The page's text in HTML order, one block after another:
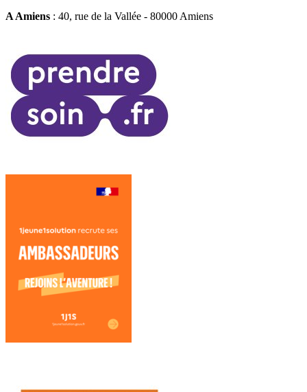
A Amiens : 40, rue de la Vallée - 80000 Amiens